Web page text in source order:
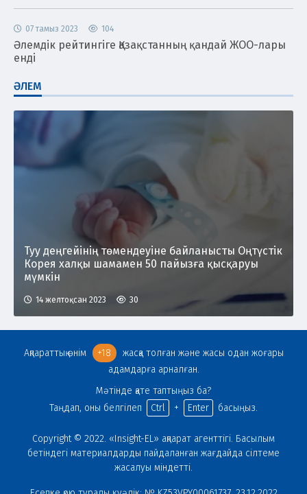
07 тамыз 2023 104
Әлемдік рейтингіге Қазақстанның қандай ЖОО-лары
енді
ӘЛЕМ
Туу деңгейінің төмендеуіне байланысты Оңтүстік
Корея халқы шамамен 50 пайызға қысқаруы
мүмкін
14 желтоқсан 2023 30
Copyright © 2022. «Insight-EL» ақпарат агенттігі. Басылым
бетіндегі материалдарды пайдаланған жағдайда сілтеме
жасалуы міндетті.
Ақпараттық өнім +18
жасқа толған және жасы одан жоғары
адамдарға арналған.
Мәтінде қате таптыңыз ба?
Таңдап, оны белгілеп
Ctrl + Enter басыңыз.